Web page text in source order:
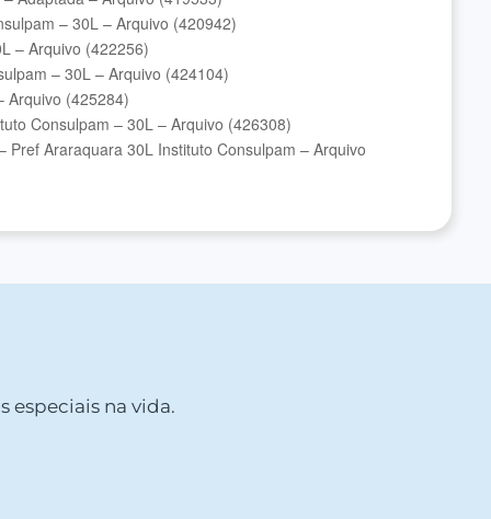
– 30L – Arquivo (420942)
– Arquivo (422256)
– 30L – Arquivo (424104)
Arquivo (425284)
Consulpam – 30L – Arquivo (426308)
Araraquara 30L Instituto Consulpam – Arquivo
especiais na vida.